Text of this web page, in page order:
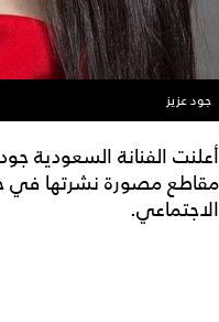
جود عزيز
أعلنت الفنانة السعودية
مقاطع مصورة نشرتها في
الاجتماعي.